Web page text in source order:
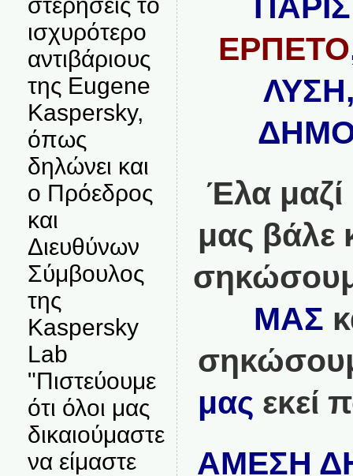
ισχυρότερο
αντιβάριους
της Eugene
Kaspersky,
όπως
δηλώνει και
ο Πρόεδρος
και
Διευθύνων
Σύμβουλος
της
Kaspersky
Lab
"Πιστεύουμε
ότι όλοι μας
δικαιούμαστε
να είμαστε
ΕΡΠΕΤΟ
Έλα μαζί
μας βάλε
ΜΑΣ
μας εκεί
ΑΜΕΣΗ